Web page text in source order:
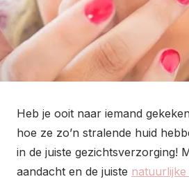
Heb je ooit naar iemand
hoe ze zo’n stralende huid
in de juiste gezichtsverzorging!
aandacht en de juiste